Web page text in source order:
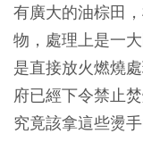
有廣大的油棕田
物，處理上是一
是直接放火燃燒
府已經下令禁止
究竟該拿這些燙